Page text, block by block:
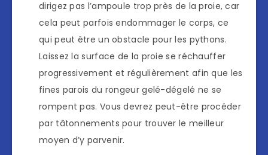
dirigez pas l’ampoule trop près de la proie, car
cela peut parfois endommager le corps, ce
qui peut être un obstacle pour les pythons.
Laissez la surface de la proie se réchauffer
progressivement et régulièrement afin que les
fines parois du rongeur gelé-dégelé ne se
rompent pas. Vous devrez peut-être procéder
par tâtonnements pour trouver le meilleur
moyen d’y parvenir.